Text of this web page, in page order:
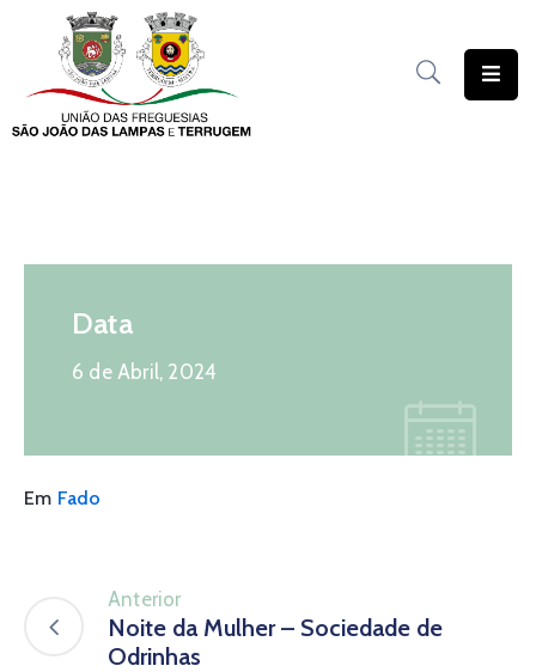
União
das
Solidária
Património
Serviços
Contactos
Data
6 de Abril, 2024
Em Fado
Anterior
Noite da Mulher – Sociedade de
Odrinhas